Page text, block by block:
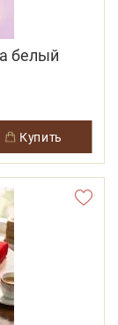
белый
купить